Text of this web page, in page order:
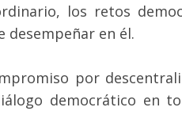
los retos
desempeñar en él.
por
democrático en